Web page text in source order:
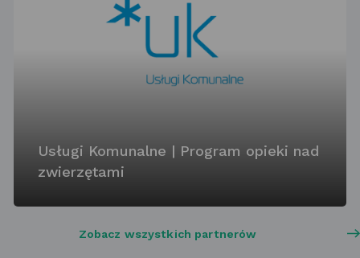
Usługi Komunalne | Program opieki nad
zwierzętami
Zobacz wszystkich partnerów